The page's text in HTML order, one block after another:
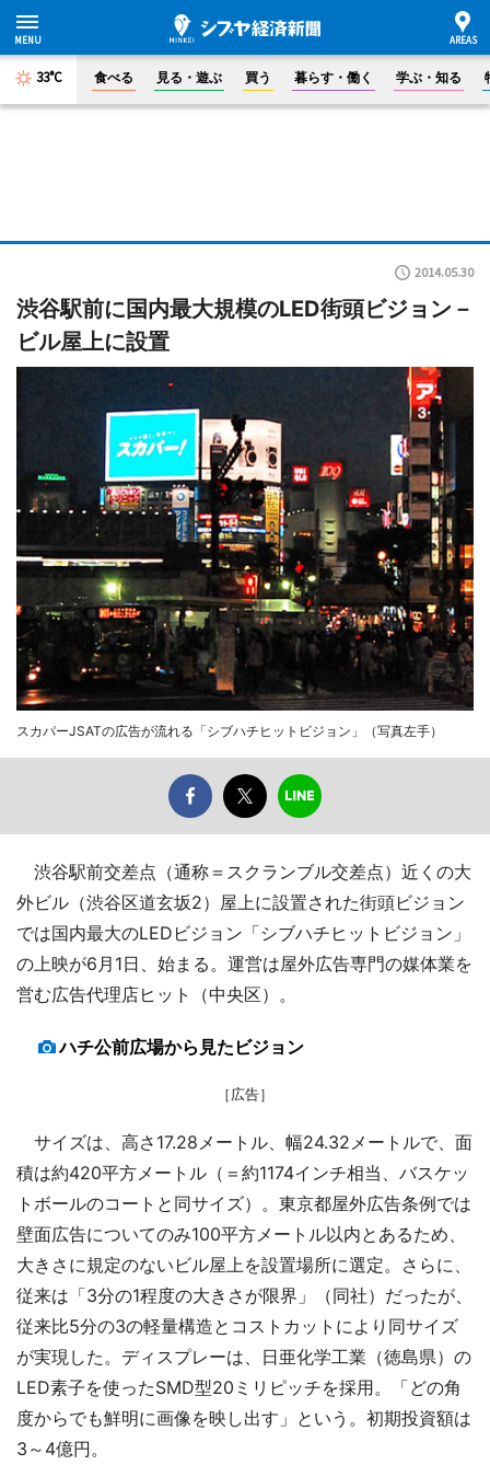
33°C 食べる 見る・遊ぶ 買う 暮らす・働く 学ぶ・知る
2014.05.30
渋谷駅前に国内最大規模のLED街頭ビジョン－
ビル屋上に設置
スカパーJSATの広告が流れる「シブハチヒットビジョン」（写真左手）
渋谷駅前交差点（通称＝スクランブル交差点）近くの大
外ビル（渋谷区道玄坂2）屋上に設置された街頭ビジョン
では国内最大のLEDビジョン「シブハチヒットビジョン」
の上映が6月1日、始まる。運営は屋外広告専門の媒体業を
営む広告代理店ヒット（中央区）。
ハチ公前広場から見たビジョン
［広告］
サイズは、高さ17.28メートル、幅24.32メートルで、面
積は約420平方メートル（＝約1174インチ相当、バスケッ
トボールのコートと同サイズ）。東京都屋外広告条例では
壁面広告についてのみ100平方メートル以内とあるため、
大きさに規定のないビル屋上を設置場所に選定。さらに、
従来は「3分の1程度の大きさが限界」（同社）だったが、
従来比5分の3の軽量構造とコストカットにより同サイズ
が実現した。ディスプレーは、日亜化学工業（徳島県）の
LED素子を使ったSMD型20ミリピッチを採用。「どの角
度からでも鮮明に画像を映し出す」という。初期投資額は
3～4億円。